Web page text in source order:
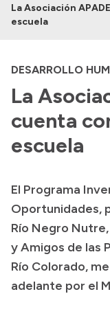
Institucional
Autoridades
Delegaciones
Normativa
Presupuesto
Boletín Oficial
Compras y
Consulta de
Consulta de
La Asociación
escuela
DESARROLLO
La
cuenta
escuela
El Programa
Oportunidades,
Río Negro
y Amigos de las
Río Colorado,
adelante por el